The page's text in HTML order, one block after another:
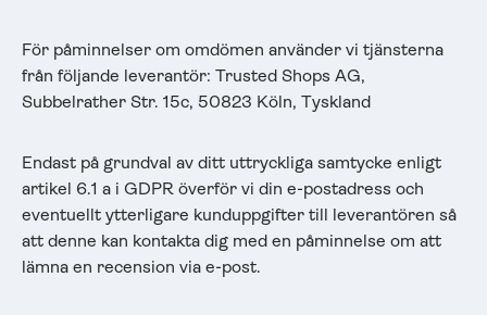
För påminnelser om omdömen använder vi tjänsterna
från följande leverantör: Trusted Shops AG,
Subbelrather Str. 15c, 50823 Köln, Tyskland
Endast på grundval av ditt uttryckliga samtycke enligt
artikel 6.1 a i GDPR överför vi din e-postadress och
eventuellt ytterligare kunduppgifter till leverantören så
att denne kan kontakta dig med en påminnelse om att
lämna en recension via e-post.